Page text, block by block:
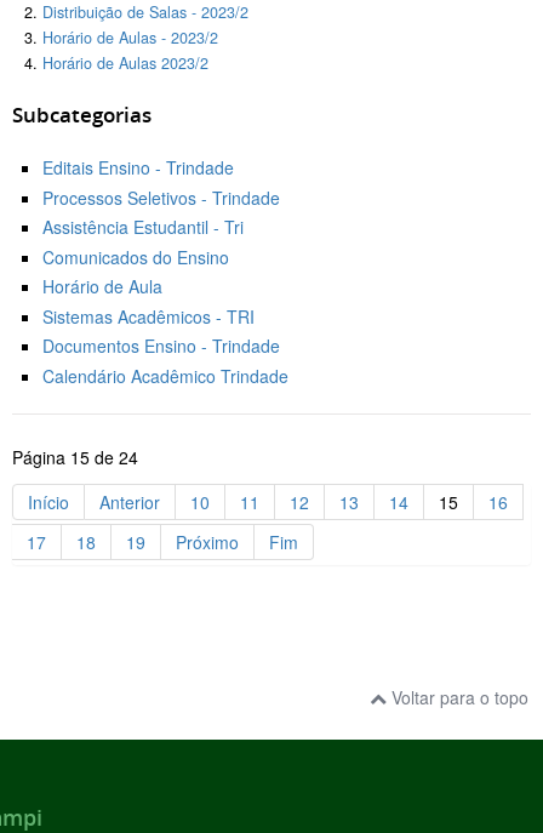
Distribuição de Salas - 2023/2
Horário de Aulas - 2023/2
Horário de Aulas 2023/2
Subcategorias
Editais Ensino - Trindade
Processos Seletivos - Trindade
Assistência Estudantil - Tri
Comunicados do Ensino
Horário de Aula
Sistemas Acadêmicos - TRI
Documentos Ensino - Trindade
Calendário Acadêmico Trindade
Página 15 de 24
Início
Anterior 10 11 12 13 14 15
16
17
18 19 Próximo Fim
Voltar para o topo